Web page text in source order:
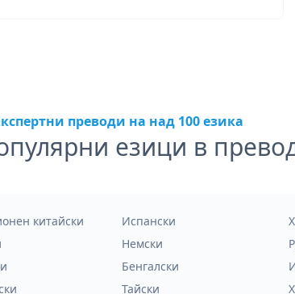
преводи на над 100 езика
езици в
китайски Испански
Немски
Бенгалски
Тайски